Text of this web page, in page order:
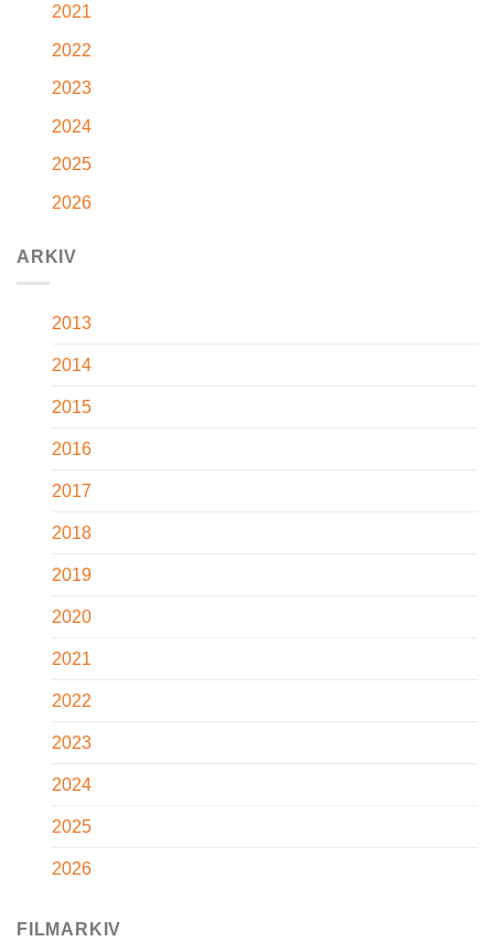
2021
2022
2023
2024
2025
2026
ARKIV
2013
2014
2015
2016
2017
2018
2019
2020
2021
2022
2023
2024
2025
2026
FILMARKIV